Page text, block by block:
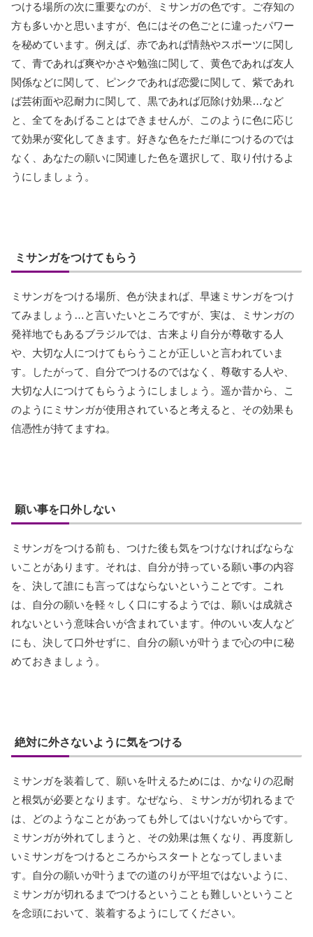
つける場所の次に重要なのが、ミサンガの色です。ご存知の
方も多いかと思いますが、色にはその色ごとに違ったパワー
を秘めています。例えば、赤であれば情熱やスポーツに関し
て、青であれば爽やかさや勉強に関して、黄色であれば友人
関係などに関して、ピンクであれば恋愛に関して、紫であれ
ば芸術面や忍耐力に関して、黒であれば厄除け効果…など
と、全てをあげることはできませんが、このように色に応じ
て効果が変化してきます。好きな色をただ単につけるのでは
なく、あなたの願いに関連した色を選択して、取り付けるよ
うにしましょう。
ミサンガをつけてもらう
ミサンガをつける場所、色が決まれば、早速ミサンガをつけ
てみましょう…と言いたいところですが、実は、ミサンガの
発祥地でもあるブラジルでは、古来より自分が尊敬する人
や、大切な人につけてもらうことが正しいと言われていま
す。したがって、自分でつけるのではなく、尊敬する人や、
大切な人につけてもらうようにしましょう。遥か昔から、こ
のようにミサンガが使用されていると考えると、その効果も
信憑性が持てますね。
願い事を口外しない
ミサンガをつける前も、つけた後も気をつけなければならな
いことがあります。それは、自分が持っている願い事の内容
を、決して誰にも言ってはならないということです。これ
は、自分の願いを軽々しく口にするようでは、願いは成就さ
れないという意味合いが含まれています。仲のいい友人など
にも、決して口外せずに、自分の願いが叶うまで心の中に秘
めておきましょう。
絶対に外さないように気をつける
ミサンガを装着して、願いを叶えるためには、かなりの忍耐
と根気が必要となります。なぜなら、ミサンガが切れるまで
は、どのようなことがあっても外してはいけないからです。
ミサンガが外れてしまうと、その効果は無くなり、再度新し
いミサンガをつけるところからスタートとなってしまいま
す。自分の願いが叶うまでの道のりが平坦ではないように、
ミサンガが切れるまでつけるということも難しいということ
を念頭において、装着するようにしてください。